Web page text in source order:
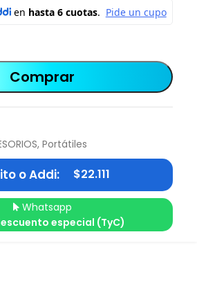
Comprar
, Portátiles
o Addi: $22.111
Whatsapp
especial (TyC)